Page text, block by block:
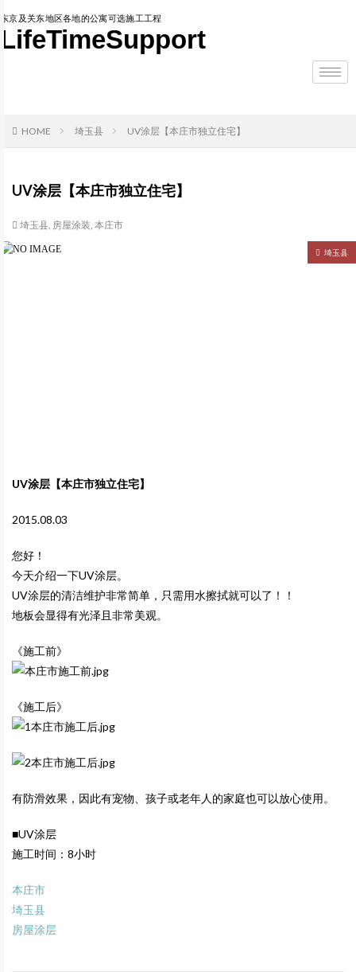
东京及关东地区各地的公寓可选施工工程
LifeTimeSupport
HOME 埼玉县 UV涂层【本庄市独立住宅】
UV涂层【本庄市独立住宅】
埼玉县, 房屋涂装, 本庄市
埼玉县
UV涂层【本庄市独立住宅】
2015.08.03
您好！
今天介绍一下UV涂层。
UV涂层的清洁维护非常简单，只需用水擦拭就可以了！！
地板会显得有光泽且非常美观。
《施工前》
《施工后》
有防滑效果，因此有宠物、孩子或老年人的家庭也可以放心使用。
■UV涂层
施工时间：8小时
本庄市
埼玉县
房屋涂层